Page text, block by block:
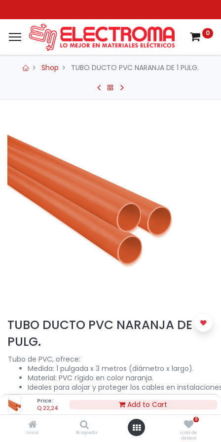
Price:
Q 22,24 Add to Cart
Inicio Búsqueda
0
Lista de
deseos
0
Shop TUBO DUCTO PVC NARANJA DE 1 PULG.
TUBO DUCTO PVC NARANJA DE 1
PULG.
Tubo de PVC, ofrece:
Medida: 1 pulgada x 3 metros (diámetro x largo).
Material: PVC rígido en color naranja.
Ideales para alojar y proteger los cables en
eléctricas.
22,24